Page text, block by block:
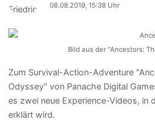
08.08.2019, 15:38 Uhr
Bild aus der "Ancestors:
Zum Survival-Action-Adventure
Odyssey" von Panache Digital
es zwei neue Experience-Videos, in
erklärt wird.